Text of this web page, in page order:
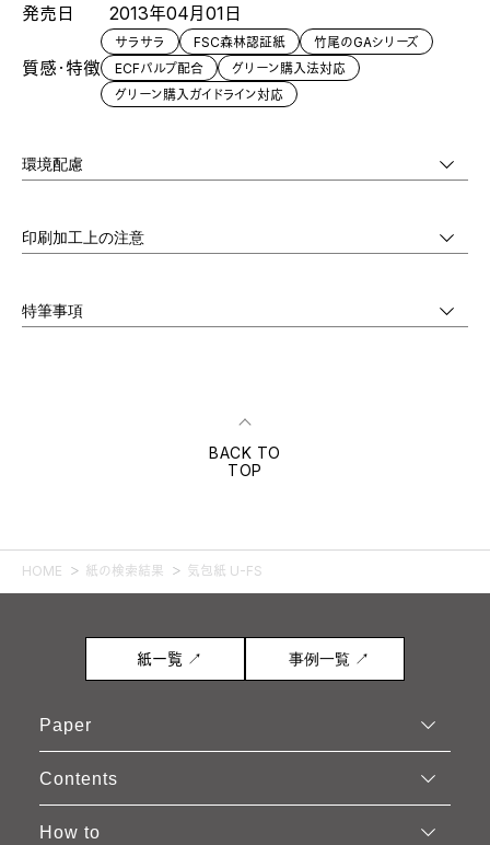
発売日 2013年04月01日
質感・特徴
サラサラ FSC森林認証紙
竹尾のGAシリーズ
ECFパルプ配合
グリーン購入法対応
グリーン購入ガイドライン対応
環境配慮
印刷加工上の注意
特筆事項
BACK TO
TOP
HOME 紙の検索結果 気包紙 U-FS
紙一覧 ↗ 事例一覧 ↗
Paper
Contents
How to